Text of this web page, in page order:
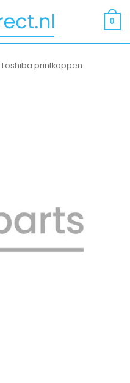
0
Toshiba printkoppen